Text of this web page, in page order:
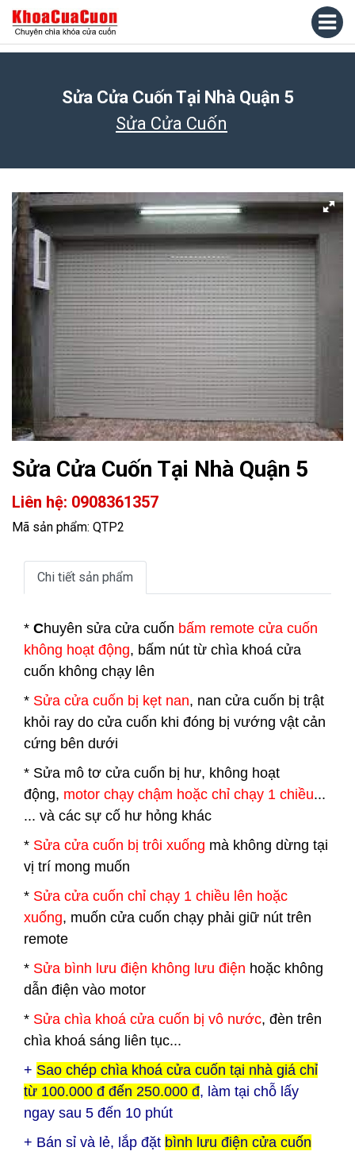
Sửa Cửa Cuốn Tại Nhà Quận 5
Sửa Cửa Cuốn
Sửa Cửa Cuốn Tại Nhà Quận 5
Liên hệ: 0908361357
Mã sản phẩm: QTP2
Chi tiết sản phẩm
* Chuyên sửa cửa cuốn bấm remote cửa cuốn
không hoạt động, bấm nút từ chìa khoá cửa
cuốn không chạy lên
* Sửa cửa cuốn bị kẹt nan, nan cửa cuốn bị trật
khỏi ray do cửa cuốn khi đóng bị vướng vật cản
cứng bên dưới
* Sửa mô tơ cửa cuốn bị hư, không hoạt
động, motor chạy chậm hoặc chỉ chạy 1 chiều...
... và các sự cố hư hỏng khác
* Sửa cửa cuốn bị trôi xuống mà không dừng tại
vị trí mong muốn
* Sửa cửa cuốn chỉ chạy 1 chiều lên hoặc
xuống, muốn cửa cuốn chạy phải giữ nút trên
remote
* Sửa bình lưu điện không lưu điện hoặc không
dẫn điện vào motor
* Sửa chìa khoá cửa cuốn bị vô nước, đèn trên
chìa khoá sáng liên tục...
+ Sao chép chìa khoá cửa cuốn tại nhà giá chỉ
từ 100.000 đ đến 250.000 đ, làm tại chỗ lấy
ngay sau 5 đến 10 phút
+ Bán sỉ và lẻ, lắp đặt bình lưu điện cửa cuốn